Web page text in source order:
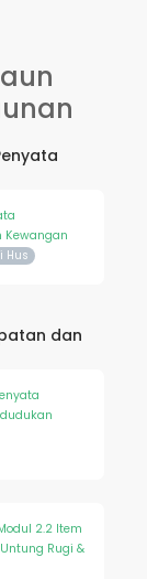
Kewangan
Hus
dan
2.2 Item
Rugi &